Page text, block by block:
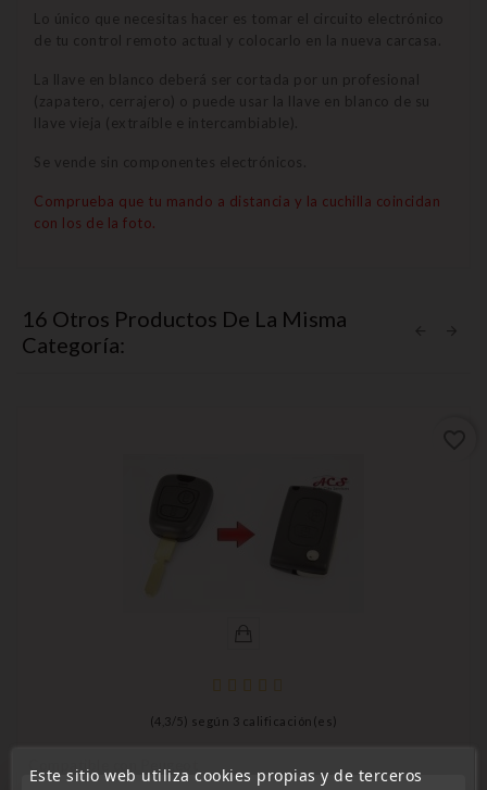
Lo único que necesitas hacer es tomar el circuito electrónico
de tu control remoto actual y colocarlo en la nueva carcasa.
La llave en blanco deberá ser cortada por un profesional
(zapatero, cerrajero) o puede usar la llave en blanco de su
llave vieja (extraíble e intercambiable).
Se vende sin componentes electrónicos.
Comprueba que tu mando a distancia y la cuchilla coincidan
con los de la foto.
16 Otros Productos De La Misma
Categoría:
(4,3 / 5) según 3 calificación(es)
Compatible con Peugeot
Este sitio web utiliza cookies propias y de terceros